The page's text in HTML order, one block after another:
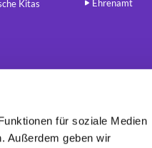
für soziale Medien
Außerdem geben wir
Kitas
Ehrenamt